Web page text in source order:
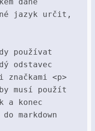
jazyk určit,
používat
odstavec
značkami <p>
musí použít
a konec
markdown